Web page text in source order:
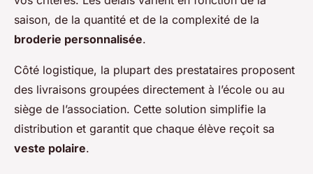
saison, de la quantité et de la complexité de la
broderie personnalisée.
Côté logistique, la plupart des prestataires proposent
des livraisons groupées directement à l’école ou au
siège de l’association. Cette solution simplifie la
distribution et garantit que chaque élève reçoit sa
veste polaire.